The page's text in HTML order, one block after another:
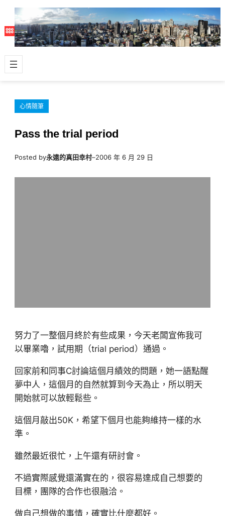
主
容
心情隨筆
Pass the trial period
Posted by永遠的真田幸村–2006 年 6 月 29 日
努力了一整個月終於有些成果，今天老闆宣佈我可
以畢業嚕，試用期（trial period）通過。
回家前和同事C討論這個月績效的問題，她一語點醒
夢中人，這個月的自然就算到今天為止，所以明天
開始就可以放輕鬆些。
這個月敲出50K，希望下個月也能夠維持一樣的水
準。
雖然最近很忙，上午還有研討會。
不過實際感覺還滿實在的，很容易達成自己想要的
目標，團隊的合作也很融洽。
做自己想做的事情，確實比什麼都好。